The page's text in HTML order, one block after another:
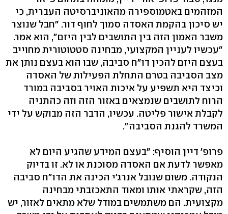
המזהמים באטמוספירה מהאוניברסיטה העברית, כי
יש סיכון בהקמת האסדה סמוך לחוף דור. "חבל שנוצר
משבר האמון הזה בין התושבים לבין היזם", הוא אמר.
"עכשיו לעניין המקצועי, מבחינה סטטוטורית מחוייב
בעצם היזם להכין דו"ח סביבה, שבו הוא בעצם נותן את
מצב הסביבה בטרם התחלת הפעילות של האסדה
וכיצד היא תשפיע על איכות האויר בסביבה במורד
הרוח לתושבים שנמצאים באזור הזה וזה כהתניה
לקבלת אישור פליטה. עכשיו, הדבר הזה מבוקש על ידי
המשרד להגנת הסביבה".
פרופ' דיין הוסיף: "בעצם המידע שהגיע היום לא
מאפשר לדעת אם האסדה מסוכנת או לא. זו בדיוק
הנקודה. משום שנובל אנרג'י הכינה את הדו"ח סביבה
הזה, שקראתי אותו ומאוד התאכזבתי מבחינה
מקצועית. הם משתמשים במודל שלא מתאים לאזור, יש